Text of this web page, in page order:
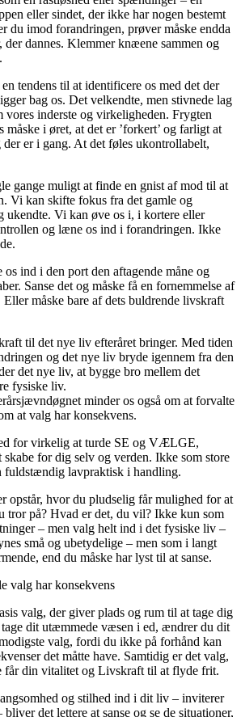
eller sindet, der ikke har nogen bestemt
du imod forandringen, prøver måske endda
der dannes. Klemmer knæene sammen og
tendens til at identificere os med det der
bag os. Det velkendte, men stivnede lag
vores inderste og virkeligheden. Frygten
måske i øret, at det er ’forkert’ og farligt at
der er i gang. At det føles ukontrollabelt,
gange muligt at finde en gnist af mod til at
Vi kan skifte fokus fra det gamle og
ukendte. Vi kan øve os i, i kortere eller
og læne os ind i forandringen. Ikke
ind i den port den aftagende måne og
Sanse det og måske få en fornemmelse af
måske bare af dets buldrende livskraft
til det nye liv efteråret bringer. Med tiden
og det nye liv bryde igennem fra den
det nye liv, at bygge bro mellem det
fysiske liv.
minder os også om at forvalte
at valg har konsekvens.
for virkelig at turde SE og VÆLGE,
for dig selv og verden. Ikke som store
fuldstændig lavpraktisk i handling.
opstår, hvor du pludselig får mulighed for at
tror på? Hvad er det, du vil? Ikke kun som
– men valg helt ind i det fysiske liv –
små og ubetydelige – men som i langt
end du måske har lyst til at sanse.
valg har konsekvens
valg, der giver plads og rum til at tage dig
dit utæmmede væsen i ed, ændrer du dit
valg, fordi du ikke på forhånd kan
det måtte have. Samtidig er det valg,
får din vitalitet og Livskraft til at flyde frit.
og stilhed ind i dit liv – inviterer
det lettere at sanse og se de situationer,